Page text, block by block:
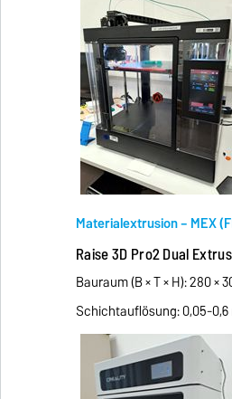
Materialextrusion – MEX
Raise 3D Pro2 Dual
Bauraum (B × T × H): 280 ×
Schichtauflösung: 0,05-0,6